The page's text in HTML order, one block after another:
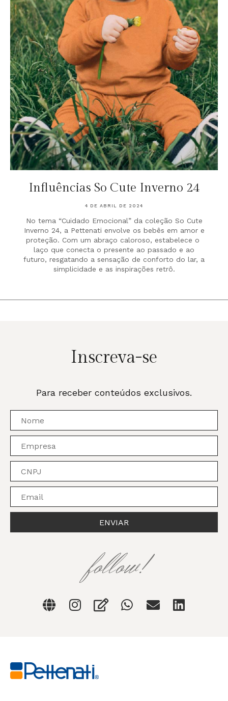
Influências So Cute Inverno 24
4 DE ABRIL DE 2024
No tema “Cuidado Emocional” da coleção So Cute
Inverno 24, a Pettenati envolve os bebês em amor e
proteção. Com um abraço caloroso, estabelece o
laço que conecta o presente ao passado e ao
futuro, resgatando a sensação de conforto do lar, a
simplicidade e as inspirações retrô.
Inscreva-se
Para receber conteúdos exclusivos.
ENVIAR
follow!